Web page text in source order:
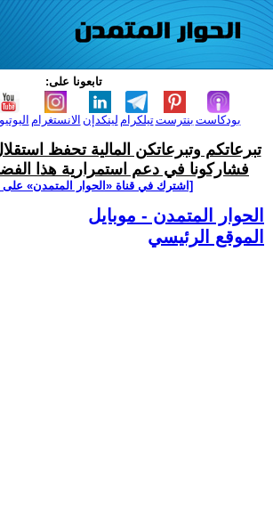
تابعونا على:
الانستغرام لينكدإن تيلكرامبنترست بودكاست
تبرعاتكم وتبرعاتكن المالية تحفظ
فشاركونا في دعم استمرارية هذا
[اشترك في قناة ‫«الحوار المتمدن» على
الحوار المتمدن - موبايل
الموقع الرئيسي